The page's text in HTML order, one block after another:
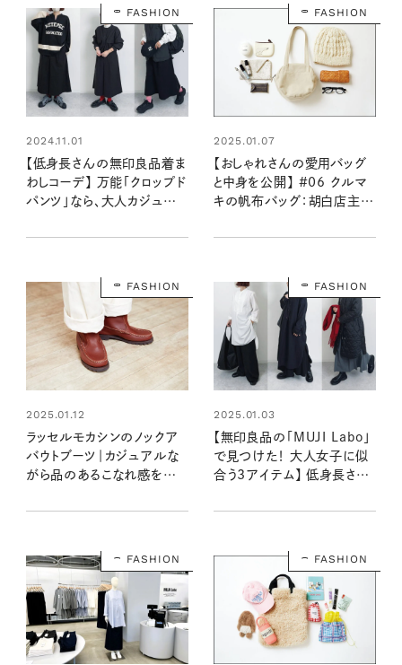
FASHION
2024.11.01
【低身長さんの無印良品着ま
わしコーデ】 万能「クロップド
パンツ」なら、大人カジュア
FASHION
2025.01.07
【おしゃれさんの愛用バッグ
と中身を公開】 #06 クルマ
キの帆布バッグ：胡白店主の
FASHION
2025.01.12
ラッセルモカシンのノックア
バウトブーツ｜カジュアルな
がら品のあるこなれ感をプラ
れ】
FASHION
2025.01.03
【無印良品の「MUJI Labo」
で見つけた！ 大人女子に似
合う3アイテム】 低身長さん
デ
FASHION FASHION